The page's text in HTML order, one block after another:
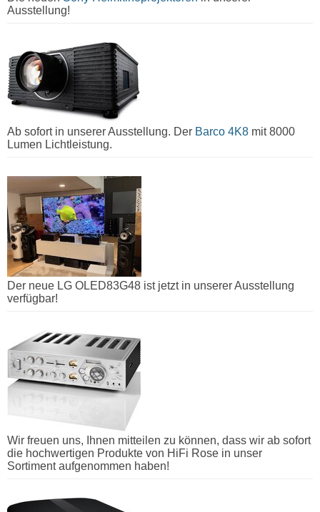
Ausstellung!
Ab sofort in unserer Ausstellung. Der Barco 4K8 mit 8000
Lumen Lichtleistung.
Der neue LG OLED83G48 ist jetzt in unserer Ausstellung
verfügbar!
Wir freuen uns, Ihnen mitteilen zu können, dass wir ab sofort
die hochwertigen Produkte von HiFi Rose in unser
Sortiment aufgenommen haben!